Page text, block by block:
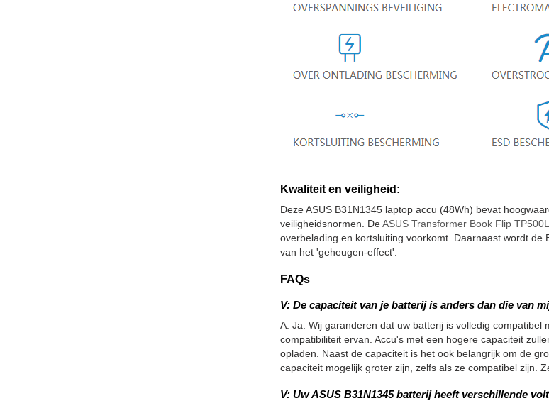
Kwaliteit en veiligheid:
Deze ASUS B31N1345 laptop accu (48Wh) bevat
veiligheidsnormen. DeASUS Transformer Book Flip
overbelading en kortsluiting voorkomt. Daarnaast wordt
van het 'geheugen-effect'.
FAQs
V: De capaciteit van je batterij is anders dan die van
A: Ja. Wij garanderen dat uw batterij is volledig
compatibiliteit ervan. Accu's met een hogere capaciteit
opladen. Naast de capaciteit is het ook belangrijk om de
capaciteit mogelijk groter zijn, zelfs als ze compatibel zijn.
V: Uw ASUS B31N1345 batterij heeft verschillende